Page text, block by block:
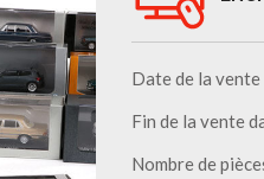
Date de la vente
Fin de la vente
Nombre de